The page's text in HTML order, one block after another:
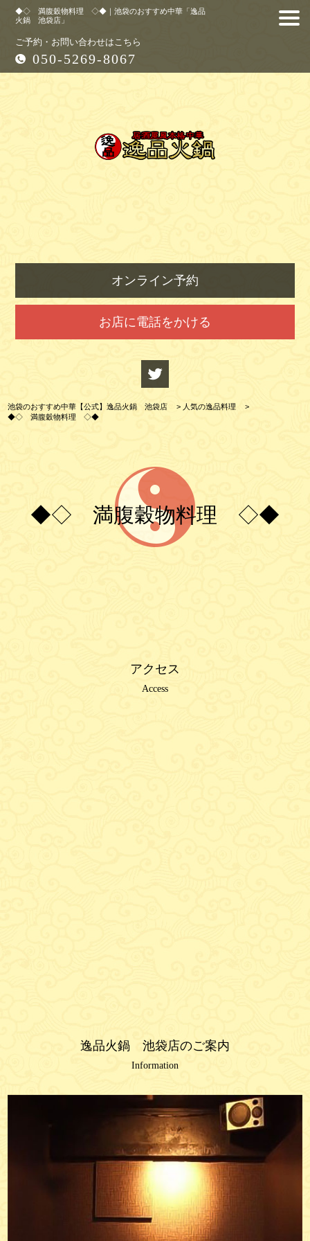
◆◇ 満腹穀物料理 ◇◆｜池袋のおすすめ中華「逸品
火鍋 池袋店」
ご予約・お問い合わせはこちら
050-5269-8067
オンライン予約
お店に電話をかける
池袋のおすすめ中華【公式】逸品火鍋 池袋店 > 人気の逸品料理
>
◆◇ 満腹穀物料理 ◇◆
◆◇ 満腹穀物料理 ◇◆
アクセス
Access
逸品火鍋 池袋店のご案内
Information